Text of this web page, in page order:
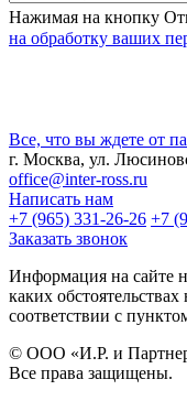
Нажимая на кнопку
на обработку ваших
Все, что вы ждете от
г. Москва, ул.
office@inter-ross.ru
Написать нам
+7 (965) 331-26-26 +7
Заказать звонок
Информация на сайте
каких
соответствии с
© ООО «И.Р. и
Все права защищены.